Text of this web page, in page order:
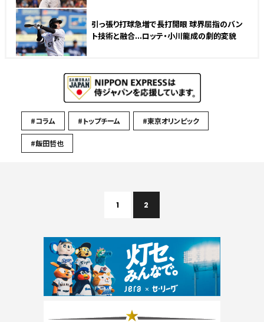
引っ張り打球急増で長打開眼 球界屈指のバン
ト技術と融合...ロッテ・小川龍成の劇的変貌
#コラム #トップチーム #東京オリンピック
#飯田哲也
1 2